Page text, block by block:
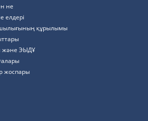
не
елдері
құрылымы
және ЭЫДҰ
жоспары